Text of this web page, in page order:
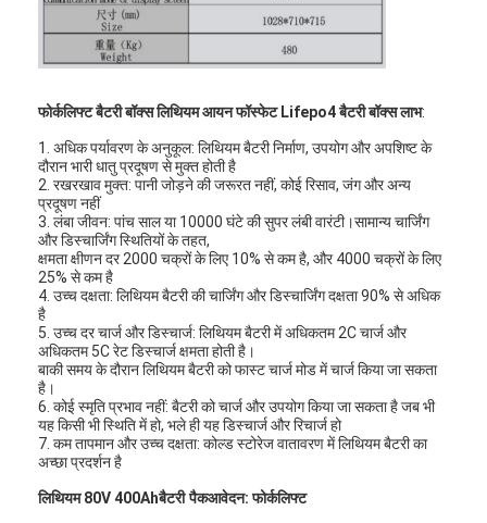
फोर्कलिफ्ट बैटरी बॉक्स लिथियम आयन फॉस्फेट Lifepo4 बैटरी बॉक्स लाभ:
1. अधिक पर्यावरण के अनुकूल: लिथियम बैटरी निर्माण, उपयोग और अपशिष्ट के
दौरान भारी धातु प्रदूषण से मुक्त होती है
2. रखरखाव मुक्त: पानी जोड़ने की जरूरत नहीं, कोई रिसाव, जंग और अन्य
प्रदूषण नहीं
3. लंबा जीवन: पांच साल या 10000 घंटे की सुपर लंबी वारंटी।सामान्य चार्जिंग
और डिस्चार्जिंग स्थितियों के तहत,
क्षमता क्षीणन दर 2000 चक्रों के लिए 10% से कम है, और 4000 चक्रों के लिए
25% से कम है
4. उच्च दक्षता: लिथियम बैटरी की चार्जिंग और डिस्चार्जिंग दक्षता 90% से अधिक
है
5. उच्च दर चार्ज और डिस्चार्ज: लिथियम बैटरी में अधिकतम 2C चार्ज और
अधिकतम 5C रेट डिस्चार्ज क्षमता होती है।
बाकी समय के दौरान लिथियम बैटरी को फास्ट चार्ज मोड में चार्ज किया जा सकता
है।
6. कोई स्मृति प्रभाव नहीं: बैटरी को चार्ज और उपयोग किया जा सकता है जब भी
यह किसी भी स्थिति में हो, भले ही यह डिस्चार्ज और रिचार्ज हो
7. कम तापमान और उच्च दक्षता: कोल्ड स्टोरेज वातावरण में लिथियम बैटरी का
अच्छा प्रदर्शन है
लिथियम 80V 400Ahबैटरी पैकआवेदन: फोर्कलिफ्ट